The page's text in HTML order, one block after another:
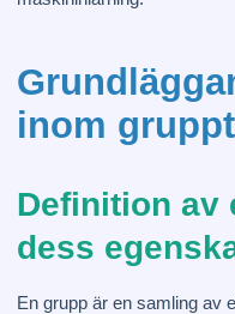
inom
Definition av
dess
En grupp är en samling av